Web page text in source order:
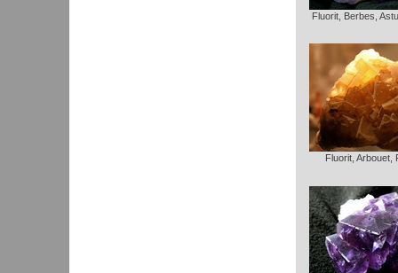
Fluorit, Berbes,
Fluorit, Arbouet,